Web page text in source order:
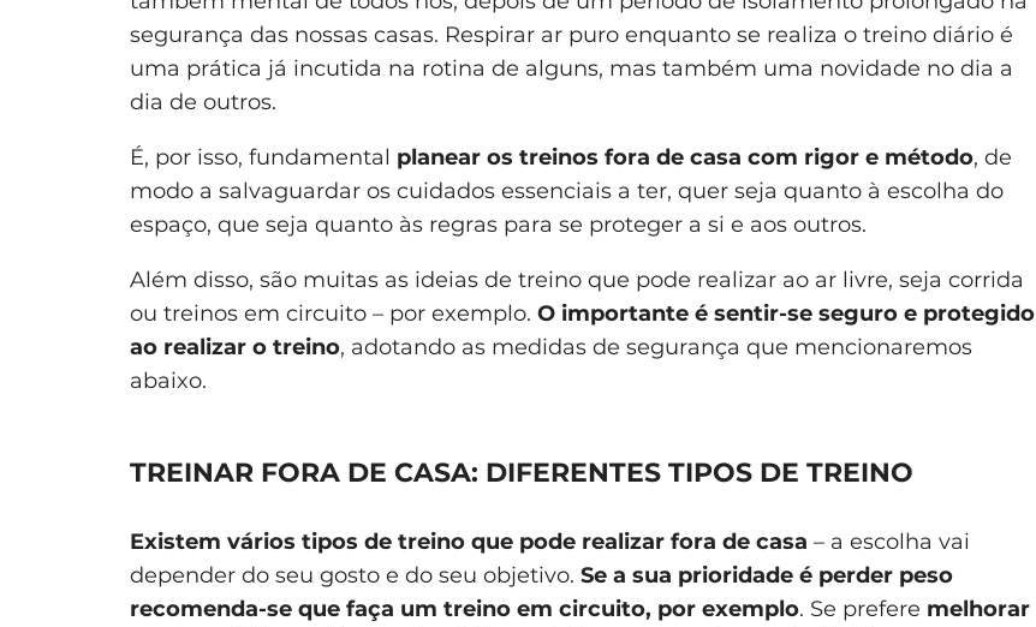
segurança das nossas casas. Respirar ar puro enquanto se realiza o treino diário é
uma prática já incutida na rotina de alguns, mas também uma novidade no dia a
dia de outros.
É, por isso, fundamental planear os treinos fora de casa com rigor e método, de
modo a salvaguardar os cuidados essenciais a ter, quer seja quanto à escolha do
espaço, que seja quanto às regras para se proteger a si e aos outros.
Além disso, são muitas as ideias de treino que pode realizar ao ar livre, seja corrida
ou treinos em circuito – por exemplo. O importante é sentir-se seguro e protegido
ao realizar o treino, adotando as medidas de segurança que mencionaremos
abaixo.
TREINAR FORA DE CASA: DIFERENTES TIPOS DE TREINO
Existem vários tipos de treino que pode realizar fora de casa – a escolha vai
depender do seu gosto e do seu objetivo. Se a sua prioridade é perder peso
recomenda-se que faça um treino em circuito, por exemplo. Se prefere melhorar